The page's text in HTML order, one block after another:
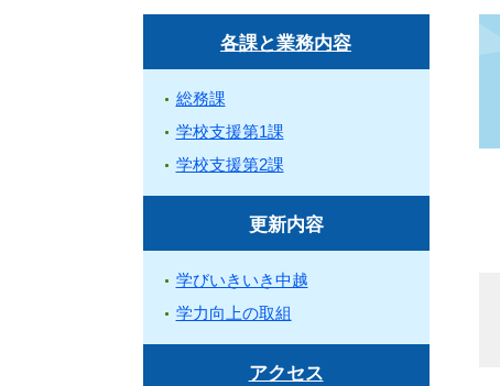
各課と業務内容
総務課
学校支援第1課
学校支援第2課
更新内容
学びいきいき中越
学力向上の取組
アクセス